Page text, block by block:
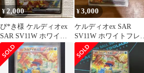
¥2,000
ぴ*き様 ケルディオex
SAR SV11W ホワイト
フレア 169/086
¥3,000
ケルディオex SAR
SV11W ホワイトフレア
169/086